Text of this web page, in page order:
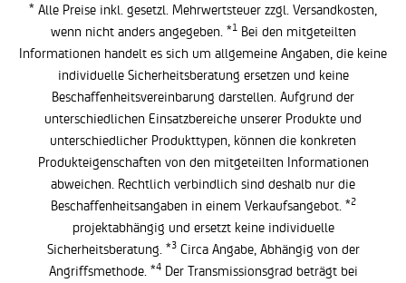
* Alle Preise inkl. gesetzl. Mehrwertsteuer zzgl. Versandkosten
wenn nicht anders angegeben. *1Bei den mitgeteilten
Informationen handelt es sich um allgemeine Angaben, die keine
individuelle Sicherheitsberatung ersetzen und keine
Beschaffenheitsvereinbarung darstellen. Aufgrund der
unterschiedlichen Einsatzbereiche unserer Produkte und
unterschiedlicher Produkttypen, können die konkreten
Produkteigenschaften von den mitgeteilten Informationen
abweichen. Rechtlich verbindlich sind deshalb nur die
Beschaffenheitsangaben in einem Verkaufsangebot. *2
projektabhängig und ersetzt keine individuelle
Sicherheitsberatung. *3Circa Angabe, Abhängig von der
Angriffsmethode. *4Der Transmissionsgrad beträgt bei